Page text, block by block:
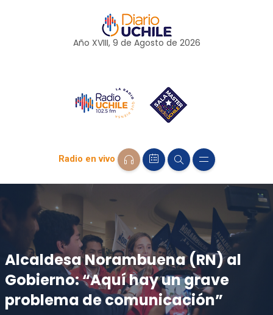
Año XVIII, 9 de Agosto de 2026
Radio en vivo
Alcaldesa Norambuena (RN) al
Gobierno: “Aquí hay un grave
problema de comunicación”